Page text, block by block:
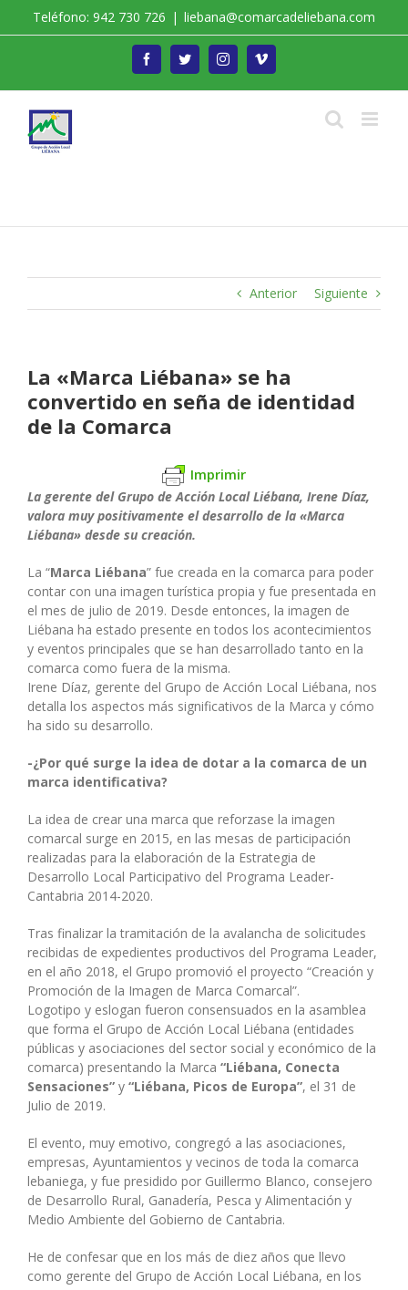
Teléfono: 942 730 726 | liebana@comarcadeliebana.com
FacebookTwitterInstagramVimeo
Anterior Siguiente
La «Marca Liébana» se ha
convertido en seña de identidad
de la Comarca
Imprimir
La gerente del Grupo de Acción Local Liébana, Irene Díaz,
valora muy positivamente el desarrollo de la «Marca
Liébana» desde su creación.
La “Marca Liébana” fue creada en la comarca para poder
contar con una imagen turística propia y fue presentada en
el mes de julio de 2019. Desde entonces, la imagen de
Liébana ha estado presente en todos los acontecimientos
y eventos principales que se han desarrollado tanto en la
comarca como fuera de la misma.
Irene Díaz, gerente del Grupo de Acción Local Liébana, nos
detalla los aspectos más significativos de la Marca y cómo
ha sido su desarrollo.
-¿Por qué surge la idea de dotar a la comarca de un
marca identificativa?
La idea de crear una marca que reforzase la imagen
comarcal surge en 2015, en las mesas de participación
realizadas para la elaboración de la Estrategia de
Desarrollo Local Participativo del Programa Leader-
Cantabria 2014-2020.
Tras finalizar la tramitación de la avalancha de solicitudes
recibidas de expedientes productivos del Programa Leader,
en el año 2018, el Grupo promovió el proyecto “Creación y
Promoción de la Imagen de Marca Comarcal”.
Logotipo y eslogan fueron consensuados en la asamblea
que forma el Grupo de Acción Local Liébana (entidades
públicas y asociaciones del sector social y económico de la
comarca) presentando la Marca “Liébana, Conecta
Sensaciones” y “Liébana, Picos de Europa”, el 31 de
Julio de 2019.
El evento, muy emotivo, congregó a las asociaciones,
empresas, Ayuntamientos y vecinos de toda la comarca
lebaniega, y fue presidido por Guillermo Blanco, consejero
de Desarrollo Rural, Ganadería, Pesca y Alimentación y
Medio Ambiente del Gobierno de Cantabria.
He de confesar que en los más de diez años que llevo
como gerente del Grupo de Acción Local Liébana, en los